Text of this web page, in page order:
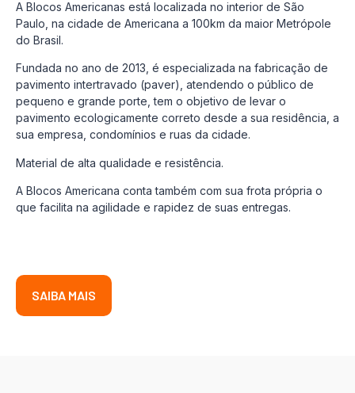
A Blocos Americanas está localizada no interior de São
Paulo, na cidade de Americana a 100km da maior Metrópole
do Brasil.
Fundada no ano de 2013, é especializada na fabricação de
pavimento intertravado (paver), atendendo o público de
pequeno e grande porte, tem o objetivo de levar o
pavimento ecologicamente correto desde a sua residência, a
sua empresa, condomínios e ruas da cidade.
Material de alta qualidade e resistência.
A Blocos Americana conta também com sua frota própria o
que facilita na agilidade e rapidez de suas entregas.
SAIBA MAIS